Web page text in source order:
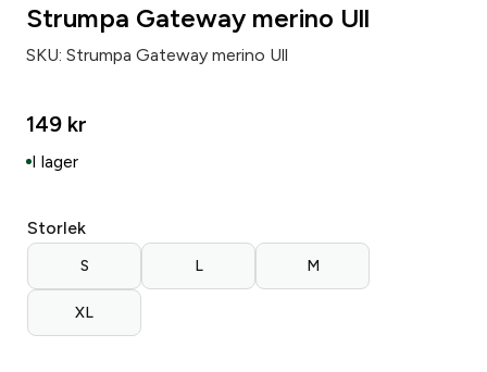
Strumpa Gateway merino Ull
SKU: Strumpa Gateway merino Ull
149 kr
I lager
Storlek
S L M
XL